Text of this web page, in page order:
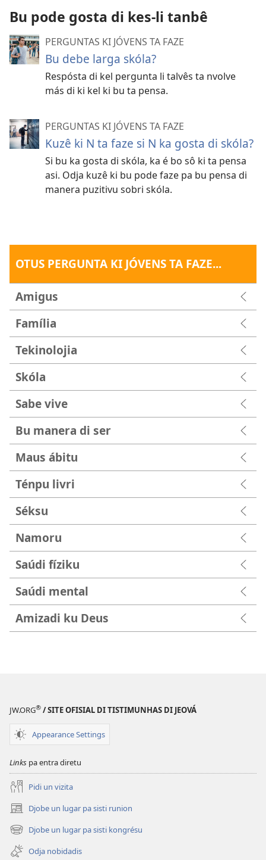
Bu pode gosta di kes-li tanbê
PERGUNTAS KI JÓVENS TA FAZE
Bu debe larga skóla?
Respósta di kel pergunta li talvês ta nvolve
más di ki kel ki bu ta pensa.
PERGUNTAS KI JÓVENS TA FAZE
Kuzê ki N ta faze si N ka gosta di skóla?
Si bu ka gosta di skóla, ka é bo sô ki ta pensa
asi. Odja kuzê ki bu pode faze pa bu pensa di
manera puzitivu sobri skóla.
OTUS PERGUNTA KI JÓVENS TA FAZE...
Amigus
Família
Tekinolojia
Skóla
Sabe vive
Bu manera di ser
Maus ábitu
Ténpu livri
Séksu
Namoru
Saúdi fíziku
Saúdi mental
Amizadi ku Deus
JW.ORG® / SITE OFISIAL DI TISTIMUNHAS DI JEOVÁ
Appearance Settings
Links pa entra diretu
Pidi un vizita
Djobe un lugar pa sisti runion
(abri
un
janéla
novu)
Djobe un lugar pa sisti kongrésu
(abri
un
janéla
Odja nobidadis